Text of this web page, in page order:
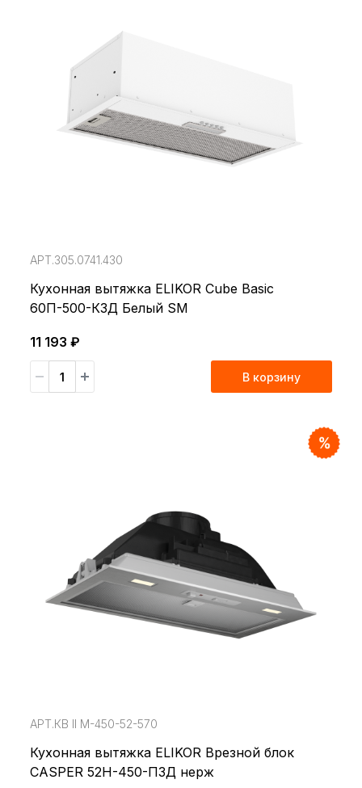
АРТ.305.0741.430
Кухонная вытяжка ELIKOR Cube Basic
60П-500-К3Д Белый SM
11 193 ₽
В корзину
АРТ.КВ ll М-450-52-570
Кухонная вытяжка ELIKOR Врезной блок
CASPER 52Н-450-ПЗД нерж